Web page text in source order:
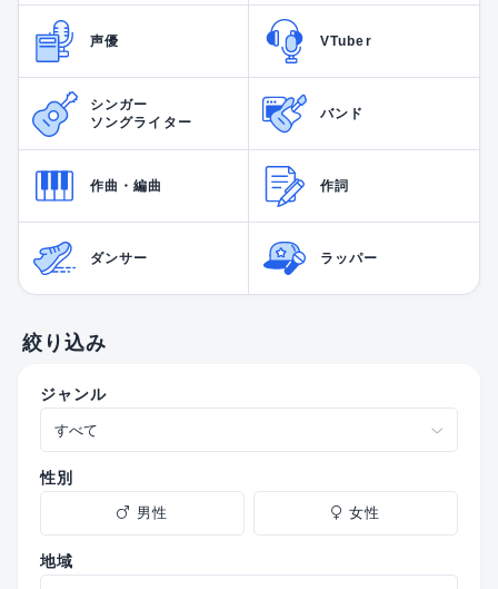
声優 VTuber
シンガー
ソングライター
バンド
作曲・編曲 作詞
ダンサー ラッパー
絞り込み
ジャンル
性別
男性 女性
地域